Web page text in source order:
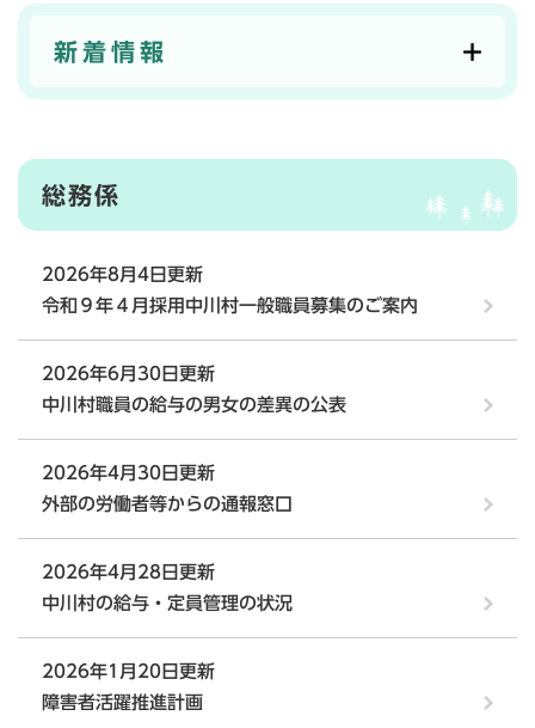
新着情報
総務係
2026年8月4日更新
令和９年４月採用中川村一般職員募集のご案内
2026年6月30日更新
中川村職員の給与の男女の差異の公表
2026年4月30日更新
外部の労働者等からの通報窓口
2026年4月28日更新
中川村の給与・定員管理の状況
2026年1月20日更新
障害者活躍推進計画